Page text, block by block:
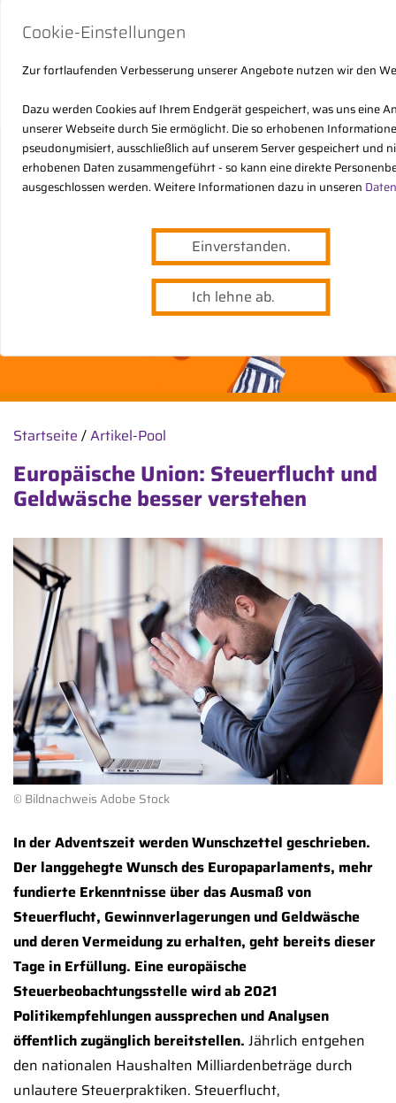
Cookie-Einstellungen
Zur fortlaufenden Verbesserung unserer Angebote nutzen wir den
Dazu werden Cookies auf Ihrem Endgerät gespeichert, was uns eine
unserer Webseite durch Sie ermöglicht. Die so erhobenen
pseudonymisiert, ausschließlich auf unserem Server gespeichert und
erhobenen Daten zusammengeführt - so kann eine direkte
ausgeschlossen werden. Weitere Informationen dazu in unseren
Einverstanden.
Ich lehne ab.
Startseite /Artikel-Pool
Europäische Union: Steuerflucht und
Geldwäsche besser verstehen
© Bildnachweis Adobe Stock
In der Adventszeit werden Wunschzettel geschrieben.
Der langgehegte Wunsch des Europaparlaments, mehr
fundierte Erkenntnisse über das Ausmaß von
Steuerflucht, Gewinnverlagerungen und Geldwäsche
und deren Vermeidung zu erhalten, geht bereits dieser
Tage in Erfüllung. Eine europäische
Steuerbeobachtungsstelle wird ab 2021
Politikempfehlungen aussprechen und Analysen
öffentlich zugänglich bereitstellen. Jährlich entgehen
den nationalen Haushalten Milliardenbeträge durch
unlautere Steuerpraktiken. Steuerflucht,